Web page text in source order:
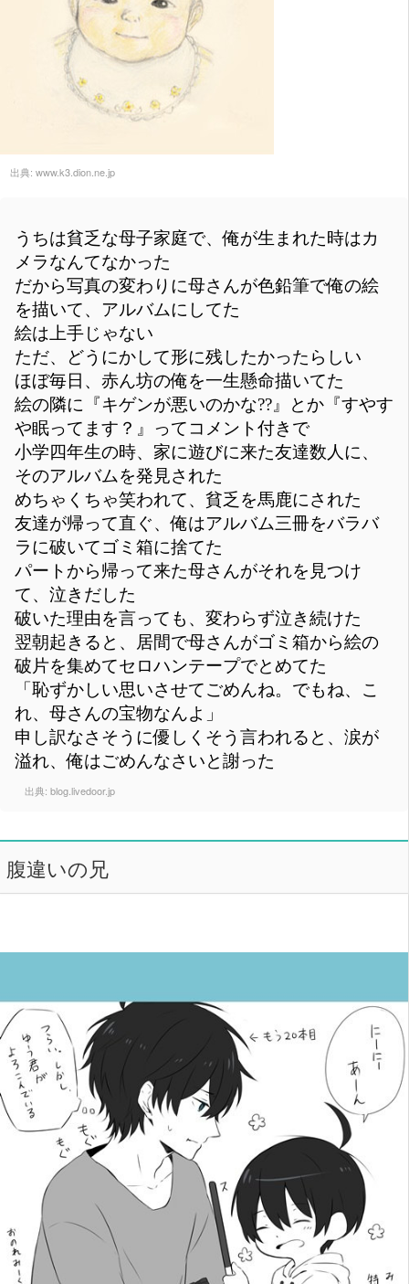
出典: www.k3.dion.ne.jp
うちは貧乏な母子家庭で、俺が生まれた時はカ
メラなんてなかった
だから写真の変わりに母さんが色鉛筆で俺の絵
を描いて、アルバムにしてた
絵は上手じゃない
ただ、どうにかして形に残したかったらしい
ほぼ毎日、赤ん坊の俺を一生懸命描いてた
絵の隣に『キゲンが悪いのかな??』とか『すやす
や眠ってます？』ってコメント付きで
小学四年生の時、家に遊びに来た友達数人に、
そのアルバムを発見された
めちゃくちゃ笑われて、貧乏を馬鹿にされた
友達が帰って直ぐ、俺はアルバム三冊をバラバ
ラに破いてゴミ箱に捨てた
パートから帰って来た母さんがそれを見つけ
て、泣きだした
破いた理由を言っても、変わらず泣き続けた
翌朝起きると、居間で母さんがゴミ箱から絵の
破片を集めてセロハンテープでとめてた
「恥ずかしい思いさせてごめんね。でもね、こ
れ、母さんの宝物なんよ」
申し訳なさそうに優しくそう言われると、涙が
溢れ、俺はごめんなさいと謝った
出典: blog.livedoor.jp
腹違いの兄